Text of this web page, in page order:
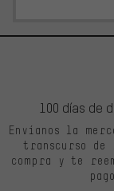
100 días de
Envíanos la
transcurso de
compra y te